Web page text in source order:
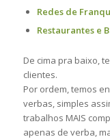
Redes de
Restaurantes e
De cima pra baixo,
clientes.
Por ordem, temos
verbas, simples
trabalhos MAIS
apenas de verba,